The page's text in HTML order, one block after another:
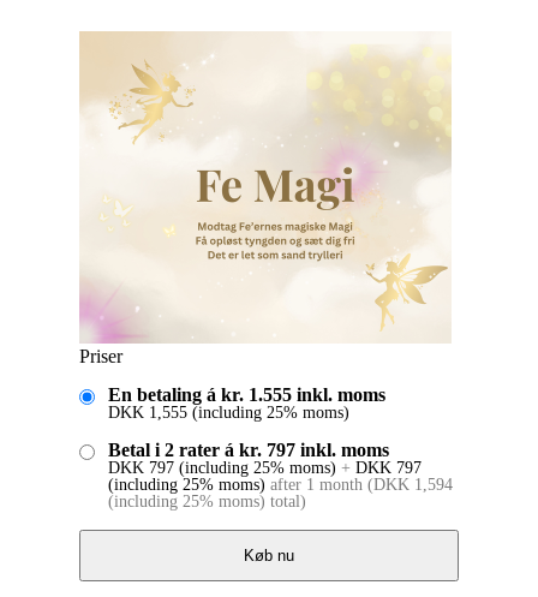
Priser
En betaling á kr. 1.555 inkl. moms
DKK 1,555 (including 25% moms)
Betal i 2 rater á kr. 797 inkl. moms
DKK 797 (including 25% moms) + DKK 797
(including 25% moms) after 1 month (DKK 1,594
(including 25% moms) total)
Køb nu